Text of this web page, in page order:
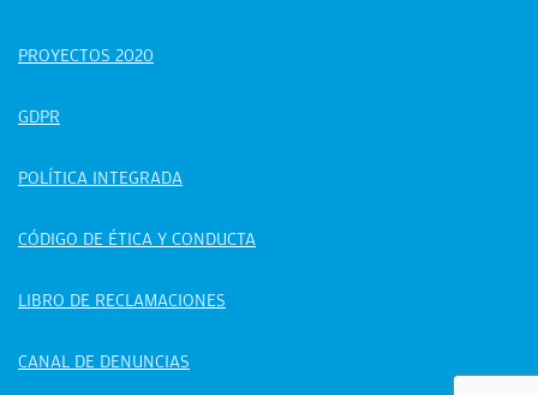
PROYECTOS 2020
GDPR
POLÍTICA INTEGRADA
CÓDIGO DE ÉTICA Y CONDUCTA
LIBRO DE RECLAMACIONES
CANAL DE DENUNCIAS